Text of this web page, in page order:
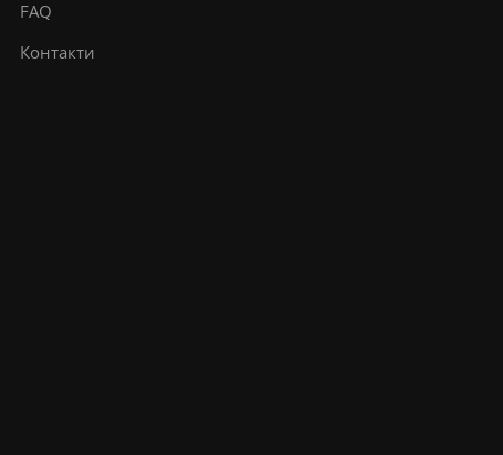
FAQ
Контакти